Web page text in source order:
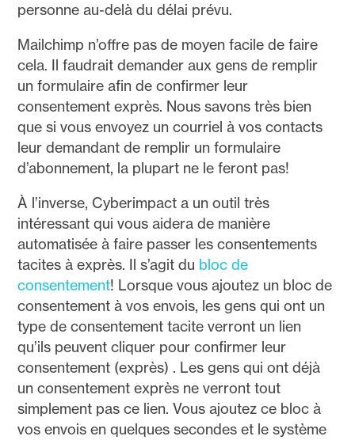
personne au-delà du délai prévu.
Mailchimp n’offre pas de moyen facile de faire
cela. Il faudrait demander aux gens de remplir
un formulaire afin de confirmer leur
consentement exprès. Nous savons très bien
que si vous envoyez un courriel à vos contacts
leur demandant de remplir un formulaire
d’abonnement, la plupart ne le feront pas!
À l’inverse, Cyberimpact a un outil très
intéressant qui vous aidera de manière
automatisée à faire passer les consentements
tacites à exprès. Il s’agit du bloc de
consentement! Lorsque vous ajoutez un bloc de
consentement à vos envois, les gens qui ont un
type de consentement tacite verront un lien
qu’ils peuvent cliquer pour confirmer leur
consentement (exprès) . Les gens qui ont déjà
un consentement exprès ne verront tout
simplement pas ce lien. Vous ajoutez ce bloc à
vos envois en quelques secondes et le système